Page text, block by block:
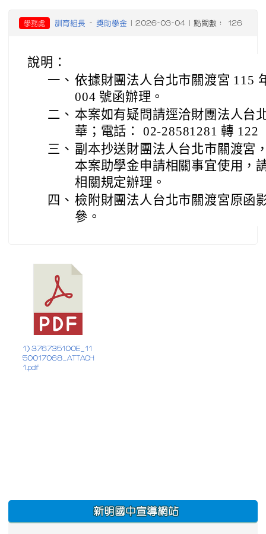
學務處 訓育組長 - 獎助學金 | 2026-03-04 | 點閱數： 126
說明：
一、 依據財團法人台北市關渡宮 115
004 號函辦理。
二、 本案如有疑問請逕洽財團法人台
華；電話： 02-28581281 轉 122
三、 副本抄送財團法人台北市關渡宮
本案助學金申請相關事宜使用，
相關規定辦理。
四、 檢附財團法人台北市關渡宮原函
參。
1) 376735100E_11
50017068_ATTACH
1.pdf
:::
新明國中宣導網站